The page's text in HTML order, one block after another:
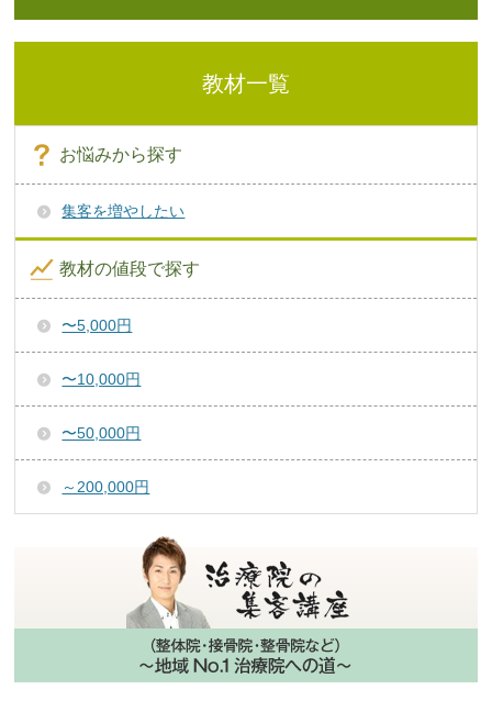
教材一覧
お悩みから探す
集客を増やしたい
教材の値段で探す
〜5,000円
〜10,000円
〜50,000円
～200,000円